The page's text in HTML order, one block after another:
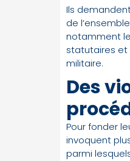
Ils
de
notamment
statutaires et
militaire.
Des
Pour fonder
invoquent
parmi